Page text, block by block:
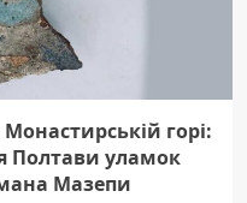
горі:
Полтави уламок
Мазепи